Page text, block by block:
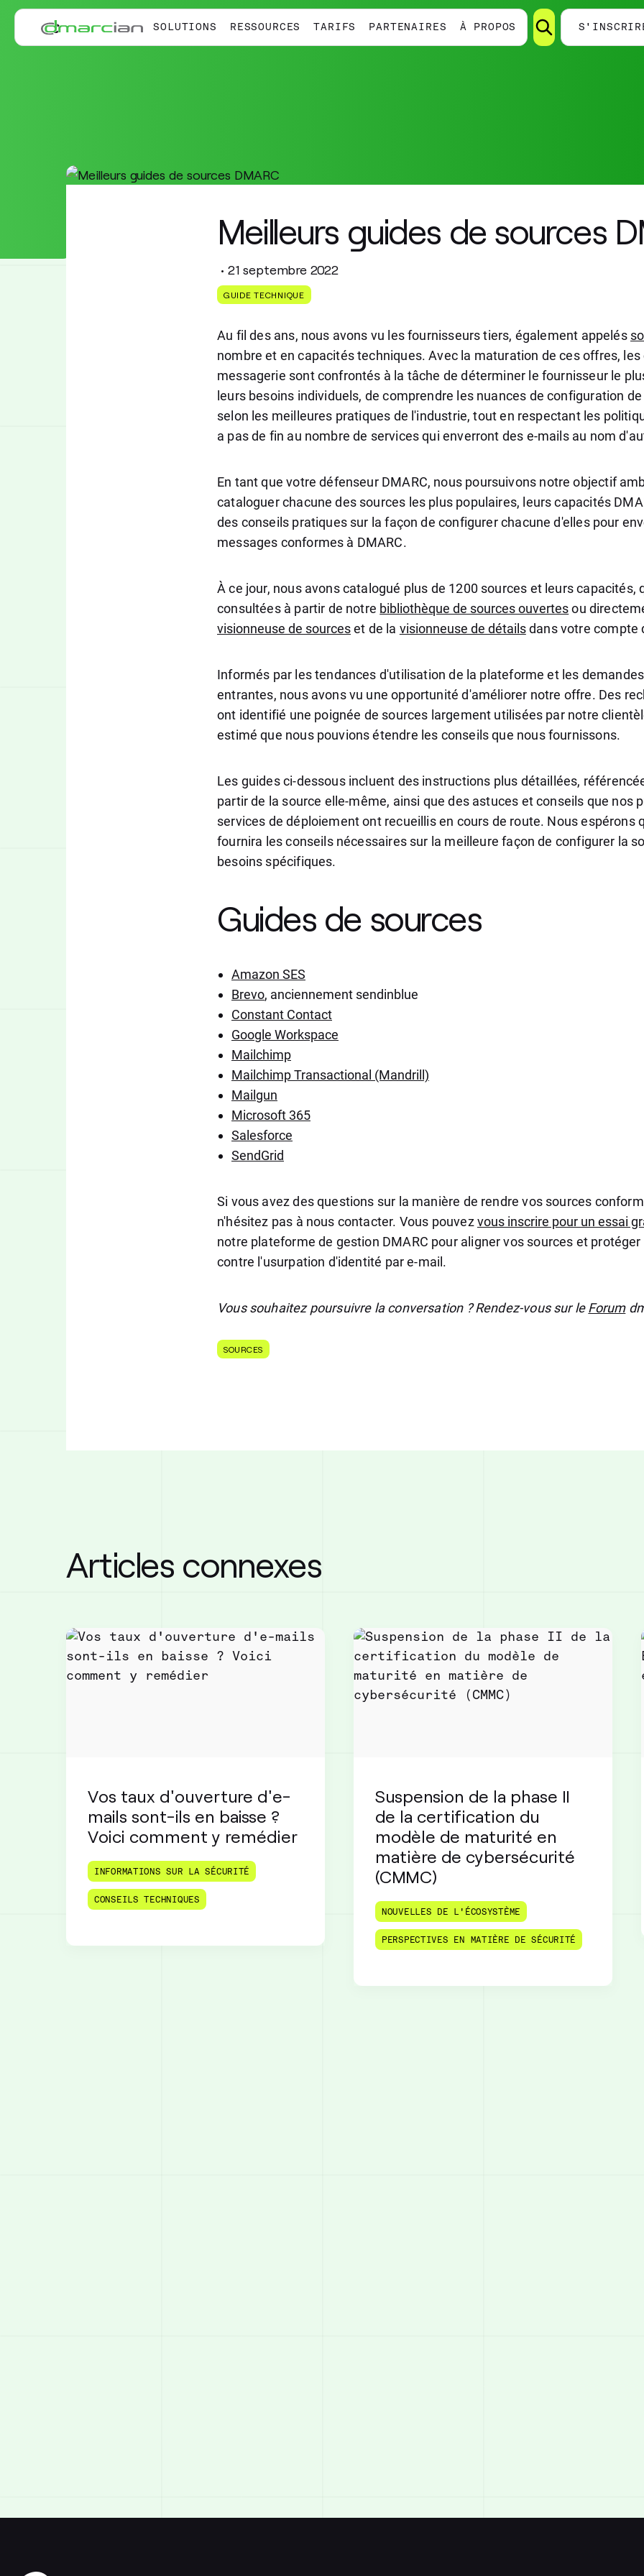
Passer au contenu principal
SOLUTIONS RESSOURCES TARIFS PARTENAIRES À PROPOS
Meilleurs guides de sources
• 21 septembre 2022
GUIDE TECHNIQUE
Au fil des ans, nous avons vu les fournisseurs tiers, également appelés
nombre et en capacités techniques. Avec la maturation de ces offres, les
messagerie sont confrontés à la tâche de déterminer le fournisseur le
leurs besoins individuels, de comprendre les nuances de configuration
selon les meilleures pratiques de l'industrie, tout en respectant les
a pas de fin au nombre de services qui enverront des e-mails au nom
En tant que votre défenseur DMARC, nous poursuivons notre objectif
cataloguer chacune des sources les plus populaires, leurs capacités
des conseils pratiques sur la façon de configurer chacune d'elles pour
messages conformes à DMARC.
À ce jour, nous avons catalogué plus de 1200 sources et leurs capacités,
consultées à partir de notre bibliothèque de sources ouvertesou
visionneuse de sourceset de la visionneuse de détailsdans votre compte
Informés par les tendances d'utilisation de la plateforme et les
entrantes, nous avons vu une opportunité d'améliorer notre offre. Des
ont identifié une poignée de sources largement utilisées par notre
estimé que nous pouvions étendre les conseils que nous fournissons.
Les guides ci-dessous incluent des instructions plus détaillées,
partir de la source elle-même, ainsi que des astuces et conseils que nos
services de déploiement ont recueillis en cours de route. Nous espérons
fournira les conseils nécessaires sur la meilleure façon de configurer la
besoins spécifiques.
Guides de sources
Amazon SES
Brevo, anciennement sendinblue
Constant Contact
Google Workspace
Mailchimp
Mailchimp Transactional (Mandrill)
Mailgun
Microsoft 365
Salesforce
SendGrid
Si vous avez des questions sur la manière de rendre vos sources
n'hésitez pas à nous contacter. Vous pouvezvous inscrire pour un essai
notre plateforme de gestion DMARC pour aligner vos sources et
contre l'usurpation d'identité par e-mail.
Vous souhaitez poursuivre la conversation ? Rendez-vous sur leForum
SOURCES
Articles connexes
Vos taux d'ouverture d'e-
mails sont-ils en baisse ?
Voici comment y remédier
INFORMATIONS SUR LA SÉCURITÉ
CONSEILS TECHNIQUES
Suspension de la phase II
de la certification du
modèle de maturité en
matière de cybersécurité
(CMMC)
NOUVELLES DE L'ÉCOSYSTÈME
PERSPECTIVES EN MATIÈRE DE SÉCURITÉ